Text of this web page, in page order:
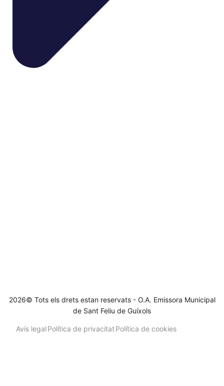
2026© Tots els drets estan reservats - O.A. Emissora Municipal
de Sant Feliu de Guíxols
Avís legalPolítica de privacitatPolítica de cookies